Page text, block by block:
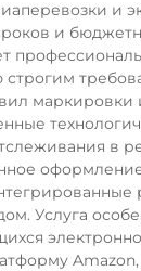
и
и
маркировки
в
Услуга
Amazon,